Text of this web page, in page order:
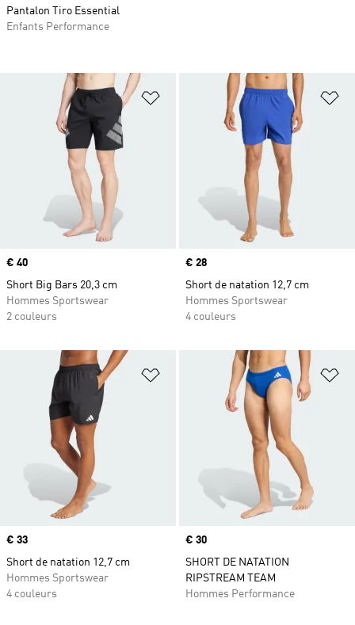
Ajouter à la Liste de produits
Prix
€ 40
Short Big Bars 20,3 cm
Hommes Sportswear
2 couleurs
Prix
€ 28
Short de natation 12,7 cm
Hommes Sportswear
4 couleurs
Ajouter à la Liste de produits
Prix
€ 33
Short de natation 12,7 cm
Hommes Sportswear
4 couleurs
Prix
€ 30
SHORT DE NATATION
RIPSTREAM TEAM
Hommes Performance
Pantalon Tiro Essential
Enfants Performance